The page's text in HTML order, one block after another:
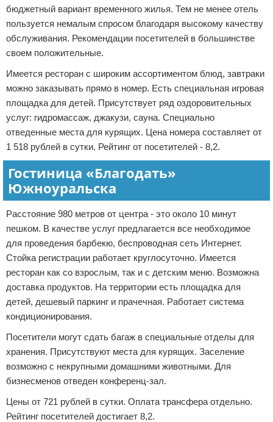
бюджетный вариант временного жилья. Тем не менее отель
пользуется немалым спросом благодаря высокому качеству
обслуживания. Рекомендации посетителей в большинстве
своем положительные.
Имеется ресторан с широким ассортиментом блюд, завтраки
можно заказывать прямо в номер. Есть специальная игровая
площадка для детей. Присутствует ряд оздоровительных
услуг: гидромассаж, джакузи, сауна. Специально
отведенные места для курящих. Цена номера составляет от
1 518 рублей в сутки. Рейтинг от посетителей - 8,2.
Гостиница «Благодать»
Южноуральска
Расстояние 980 метров от центра - это около 10 минут
пешком. В качестве услуг предлагается все необходимое
для проведения барбекю, беспроводная сеть Интернет.
Стойка регистрации работает круглосуточно. Имеется
ресторан как со взрослым, так и с детским меню. Возможна
доставка продуктов. На территории есть площадка для
детей, дешевый паркинг и прачечная. Работает система
кондиционирования.
Посетители могут сдать багаж в специальные отделы для
хранения. Присутствуют места для курящих. Заселение
возможно с некрупными домашними животными. Для
бизнесменов отведен конференц-зал.
Цены от 721 рублей в сутки. Оплата трансфера отдельно.
Рейтинг посетителей достигает 8,2.